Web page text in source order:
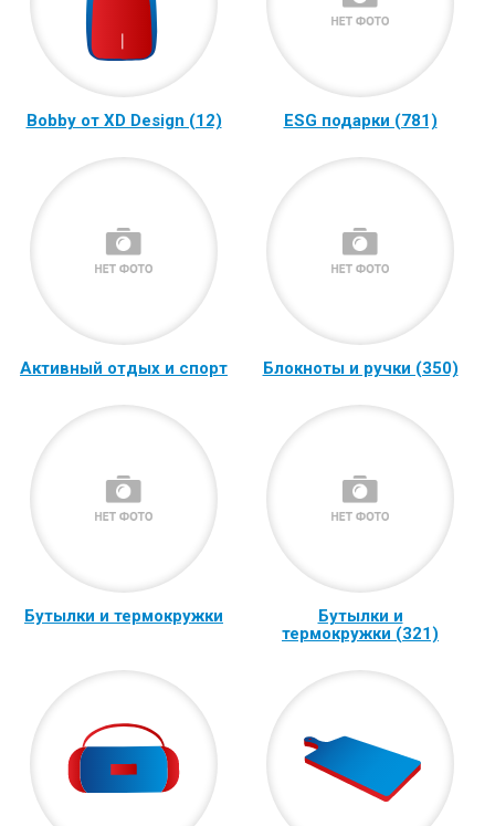
Bobby от XD Design (12) ESG подарки (781)
Активный отдых и спорт Блокноты и ручки (350)
Бутылки и термокружки
Бутылки и
термокружки (321)